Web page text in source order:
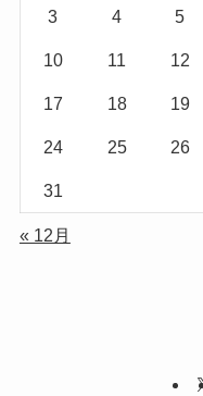
3 4 5
10 11 12
17 18 19
24 25 26
31
« 12月